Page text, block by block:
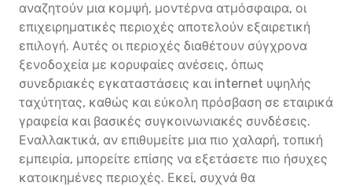
αναζητούν μια κομψή, μοντέρνα ατμόσφαιρα, οι
επιχειρηματικές περιοχές αποτελούν εξαιρετική
επιλογή. Αυτές οι περιοχές διαθέτουν σύγχρονα
ξενοδοχεία με κορυφαίες ανέσεις, όπως
συνεδριακές εγκαταστάσεις και internet υψηλής
ταχύτητας, καθώς και εύκολη πρόσβαση σε εταιρικά
γραφεία και βασικές συγκοινωνιακές συνδέσεις.
Εναλλακτικά, αν επιθυμείτε μια πιο χαλαρή, τοπική
εμπειρία, μπορείτε επίσης να εξετάσετε πιο ήσυχες
κατοικημένες περιοχές. Εκεί, συχνά θα